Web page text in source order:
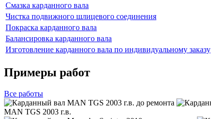
Смазка карданного вала
Чистка подвижного шлицевого соединения
Покраска карданного вала
Балансировка карданного вала
Изготовление карданного вала по индивидуальному заказу
Примеры работ
Все работы
MAN TGS 2003 г.в.